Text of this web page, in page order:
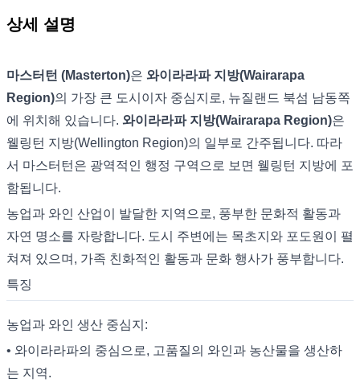
상세 설명
마스터턴 (Masterton)은 와이라라파 지방(Wairarapa
Region)의 가장 큰 도시이자 중심지로, 뉴질랜드 북섬 남동쪽
에 위치해 있습니다. 와이라라파 지방(Wairarapa Region)은
웰링턴 지방(Wellington Region)의 일부로 간주됩니다. 따라
서 마스터턴은 광역적인 행정 구역으로 보면 웰링턴 지방에 포
함됩니다.
농업과 와인 산업이 발달한 지역으로, 풍부한 문화적 활동과
자연 명소를 자랑합니다. 도시 주변에는 목초지와 포도원이 펼
쳐져 있으며, 가족 친화적인 활동과 문화 행사가 풍부합니다.
특징
농업과 와인 생산 중심지:
• 와이라라파의 중심으로, 고품질의 와인과 농산물을 생산하
는 지역.